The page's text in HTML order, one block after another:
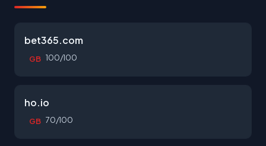
bet365.com
GB 100/100
ho.io
GB 70/100